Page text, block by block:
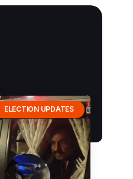
ELECTION UPDATES